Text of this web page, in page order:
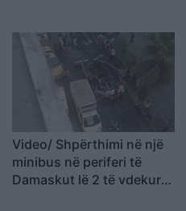
Video/ Shpërthimi në një
minibus në periferi të
Damaskut lë 2 të vdekur